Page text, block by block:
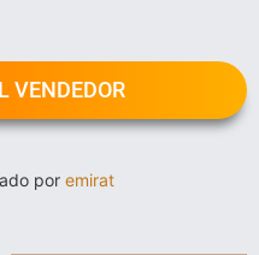
VENDEDOR
por emirat